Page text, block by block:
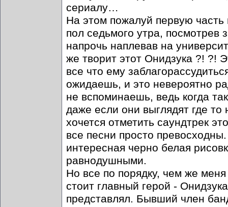
сериалу…
На этом пожалуй первую часть
пол седьмого утра, посмотрев
напрочь наплевав на
же творит этот Онидзука ?! ?!
все что ему
ожидаешь, и это невероятно
не вспоминаешь, ведь когда
даже если они выглядят где
хочется отметить саундтрек
все песни просто
интересная черно белая
равнодушными.
Но все по порядку, чем же
стоит главный герой -
представлял. Бывший член